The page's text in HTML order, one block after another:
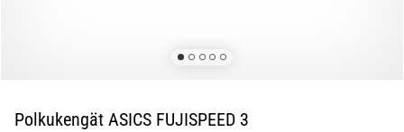
Käytännössä
Polkukengät ASICS FUJISPEED 3